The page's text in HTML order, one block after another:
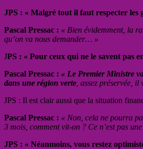
JPS : « Malgré tout il faut respecter les
Pascal Pressac : « Bien évidemment, la
qu’on va nous demander… »
JPS : « Pour ceux qui ne le savent pas
Pascal Pressac : « Le Premier Ministre
dans une région verte , assez préservée,
JPS : Il est clair aussi que la situation
Pascal Pressac : « Non, cela ne pourra
3 mois, comment vit-on ? Ce n’est pas
JPS : « Néanmoins, vous restez